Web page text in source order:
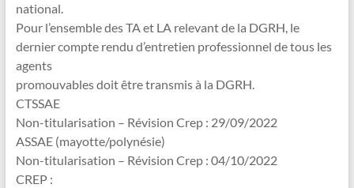
national.
Pour l’ensemble des TA et LA relevant de la DGRH, le
dernier compte rendu d’entretien professionnel de tous les
agents
promouvables doit être transmis à la DGRH.
CTSSAE
Non-titularisation – Révision Crep : 29/09/2022
ASSAE (mayotte/polynésie)
Non-titularisation – Révision Crep : 04/10/2022
CREP :